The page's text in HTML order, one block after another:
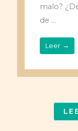
malo?
de ...
Leer →